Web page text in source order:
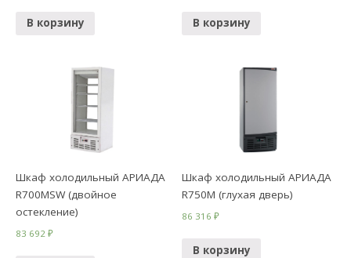
В корзину В корзину
Шкаф холодильный АРИАДА
R700MSW (двойное
остекление)
83 692₽
Шкаф холодильный АРИАДА
R750M (глухая дверь)
86 316₽
В корзину